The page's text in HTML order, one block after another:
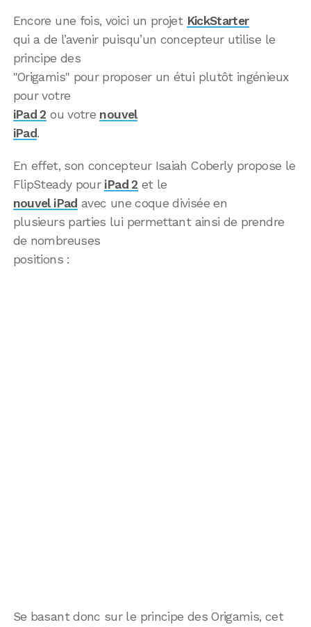
Encore une fois, voici un projet KickStarter
qui a de l’avenir puisqu’un concepteur utilise le
principe des
"Origamis" pour proposer un étui plutôt ingénieux
pour votre
iPad 2 ou votre nouvel
iPad.
En effet, son concepteur Isaiah Coberly propose le
FlipSteady pour iPad 2 et le
nouvel iPad avec une coque divisée en
plusieurs parties lui permettant ainsi de prendre
de nombreuses
positions :
Se basant donc sur le principe des Origamis, cet